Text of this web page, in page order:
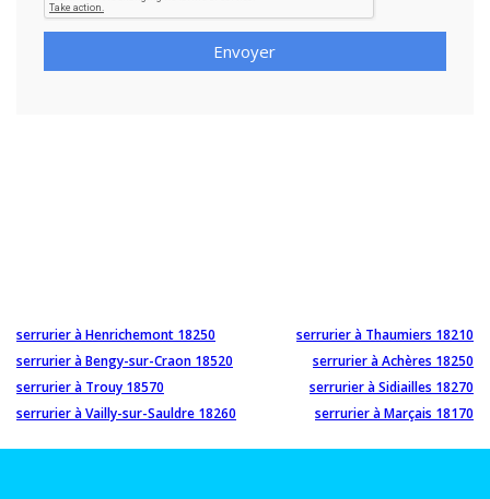
Envoyer
serrurier à Henrichemont 18250
serrurier à Thaumiers 18210
serrurier à Bengy-sur-Craon 18520
serrurier à Achères 18250
serrurier à Trouy 18570
serrurier à Sidiailles 18270
serrurier à Vailly-sur-Sauldre 18260
serrurier à Marçais 18170